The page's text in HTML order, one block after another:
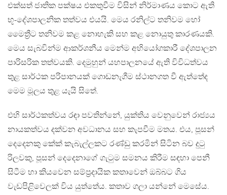
එක්සත් ජාතික පක්ෂය එකතුවීම විසින් නිර්මාණය කොට ඇති
භූ-දේශපාලනික තත්වය එයයි. මෙය රනිල්ට තනිවම හෝ
මෛත්‍රීට තනිවම කළ නොහැකි සහ කළ නොයුතු කාරණයකි.
මෙය සැබවින්ම ආකර්ශනීය මෙන්ම අභියෝගකාරී දේශපාලන
පාරිසරික තත්වයකි. දෙමුහුන් යහපාලනයේ ඇති විවිධත්වය
තුළ සාර්ථක පරිපානයක් ගොඩනැගීම ස්ථානගත වී ඇත්තේද
මෙම මූලය තුළ යැයි සිතේ.
එහි සාර්ථකත්වය රඳා පවතින්නේ, යුක්තිය වෙනුවෙන් රාජ්‍යය
නායකත්වය දක්වන අවධානය සහ කැපවීම මතය. එය, පූසන්
දෙදෙනකු කේක් කැබැල්ලකට රණ්ඩු කරමින් සිටින බව දුටු
රිලවකු, පූසන් දෙදෙනාගේ ගැටුම සමනය කිරීම සඳහා පෙනී
සිටීම හා කියවෙන සම්ප්‍රදායික කතාවෙන් ඔබ්බට ගිය
වැඩපිළිවෙලක් විය යුත්තේය. කතාව ගලා යන්නේ මෙසේය.